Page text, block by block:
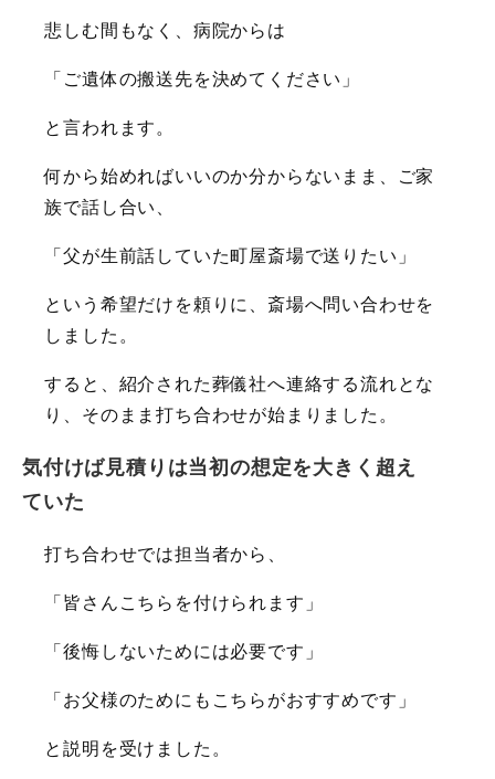
悲しむ間もなく、病院からは
「ご遺体の搬送先を決めてください」
と言われます。
何から始めればいいのか分からないまま、ご家
族で話し合い、
「父が生前話していた町屋斎場で送りたい」
という希望だけを頼りに、斎場へ問い合わせを
しました。
すると、紹介された葬儀社へ連絡する流れとな
り、そのまま打ち合わせが始まりました。
気付けば見積りは当初の想定を大きく超え
ていた
打ち合わせでは担当者から、
「皆さんこちらを付けられます」
「後悔しないためには必要です」
「お父様のためにもこちらがおすすめです」
と説明を受けました。